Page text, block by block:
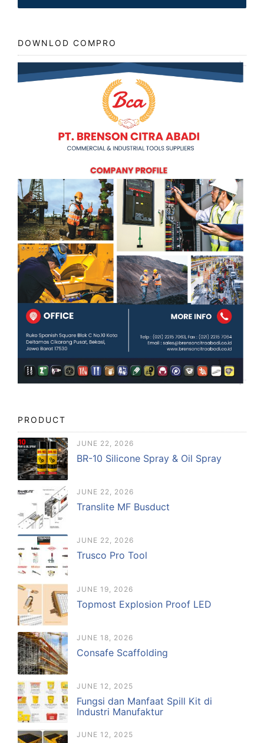
DOWNLOD COMPRO
PRODUCT
JUNE 22, 2026
BR-10 Silicone Spray & Oil Spray
JUNE 22, 2026
Translite MF Busduct
JUNE 22, 2026
Trusco Pro Tool
JUNE 19, 2026
Topmost Explosion Proof LED
JUNE 18, 2026
Consafe Scaffolding
JUNE 12, 2025
Fungsi dan Manfaat Spill Kit di
Industri Manufaktur
JUNE 12, 2025